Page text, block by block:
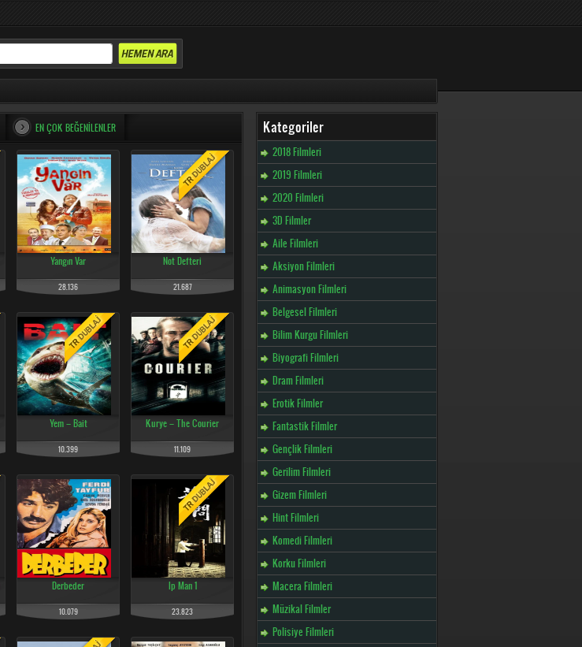
EN ÇOK BEĞENILENLER
Yangın Var
28.136
Not Defteri
21.687
Yem – Bait
10.399
Kurye – The Courier
11.109
Derbeder
10.079
Ip Man 1
23.823
Kategoriler
2018 Filmleri
2019 Filmleri
2020 Filmleri
3D Filmler
Aile Filmleri
Aksiyon Filmleri
Animasyon Filmleri
Belgesel Filmleri
Bilim Kurgu Filmleri
Biyografi Filmleri
Dram Filmleri
Erotik Filmler
Fantastik Filmler
Gençlik Filmleri
Gerilim Filmleri
Gizem Filmleri
Hint Filmleri
Komedi Filmleri
Korku Filmleri
Macera Filmleri
Müzikal Filmler
Polisiye Filmleri